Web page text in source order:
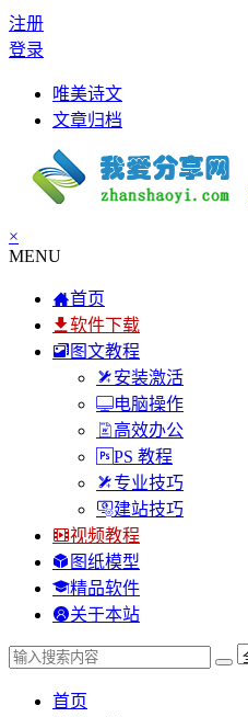
注册
登录
唯美诗文
文章归档
×
MENU
首页
软件下载
图文教程
安装激活
电脑操作
高效办公
PS 教程
专业技巧
建站技巧
视频教程
图纸模型
精品软件
关于本站
首页